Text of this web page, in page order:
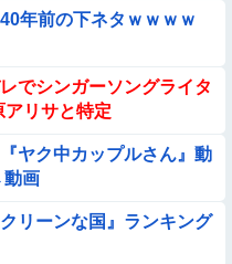
パイ』を褒める時の模範解
どうしたん？おっぱい揉
べ物はこれな、試してみ
、とんでもない方法で制圧
せこい『ツマミ食い』をし
年前の下ネタｗｗｗｗ
でシンガーソングライタ
アリサと特定
ヤク中カップルさん』動
画
リーンな国』ランキング